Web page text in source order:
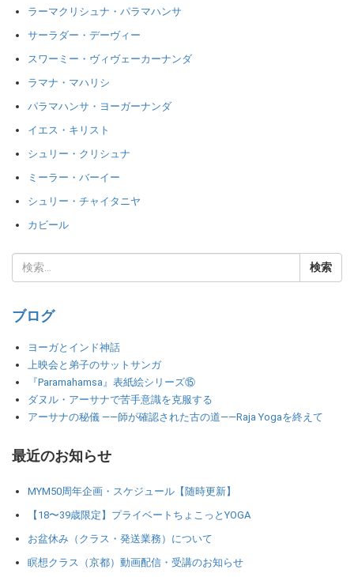
ラーマクリシュナ・パラマハンサ
サーラダー・デーヴィー
スワーミー・ヴィヴェーカーナンダ
ラマナ・マハリシ
パラマハンサ・ヨーガーナンダ
イエス・キリスト
シュリー・クリシュナ
ミーラー・バーイー
シュリー・チャイタニヤ
カビール
ブログ
ヨーガとインド神話
上映会と弟子のサットサンガ
『Paramahamsa』表紙絵シリーズ⑮
ダヌル・アーサナで苦手意識を克服する
アーサナの秘儀 ――師が確認された古の道――Raja Yogaを終えて
最近のお知らせ
MYM50周年企画・スケジュール【随時更新】
【18〜39歳限定】プライベートちょこっとYOGA
お盆休み（クラス・発送業務）について
瞑想クラス（京都）動画配信・受講のお知らせ